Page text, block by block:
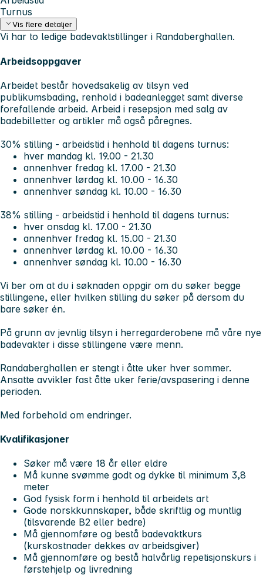
Turnus
Vis flere detaljer
Vi har to ledige badevaktstillinger i Randaberghallen.
Arbeidsoppgaver
Arbeidet består hovedsakelig av tilsyn ved
publikumsbading, renhold i badeanlegget samt diverse
forefallende arbeid. Arbeid i resepsjon med salg av
badebilletter og artikler må også påregnes.
30% stilling - arbeidstid i henhold til dagens turnus:
hver mandag kl. 19.00 - 21.30
annenhver fredag kl. 17.00 - 21.30
annenhver lørdag kl. 10.00 - 16.30
annenhver søndag kl. 10.00 - 16.30
38% stilling - arbeidstid i henhold til dagens turnus:
hver onsdag kl. 17.00 - 21.30
annenhver fredag kl. 15.00 - 21.30
annenhver lørdag kl. 10.00 - 16.30
annenhver søndag kl. 10.00 - 16.30
Vi ber om at du i søknaden oppgir om du søker begge
stillingene, eller hvilken stilling du søker på dersom du
bare søker én.
På grunn av jevnlig tilsyn i herregarderobene må våre nye
badevakter i disse stillingene være menn.
Randaberghallen er stengt i åtte uker hver sommer.
Ansatte avvikler fast åtte uker ferie/avspasering i denne
perioden.
Med forbehold om endringer.
Kvalifikasjoner
Søker må være 18 år eller eldre
Må kunne svømme godt og dykke til minimum 3,8
meter
God fysisk form i henhold til arbeidets art
Gode norskkunnskaper, både skriftlig og muntlig
(tilsvarende B2 eller bedre)
Må gjennomføre og bestå badevaktkurs
(kurskostnader dekkes av arbeidsgiver)
Må gjennomføre og bestå halvårlig repetisjonskurs i
førstehjelp og livredning